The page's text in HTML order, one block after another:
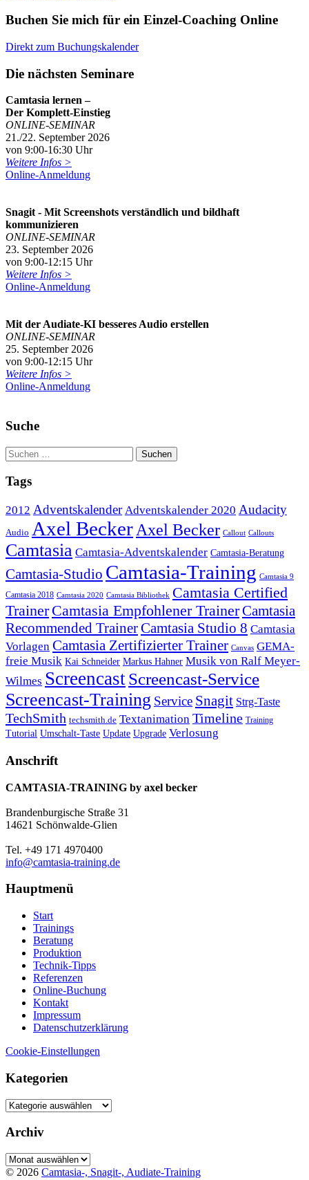
Buchen Sie mich für ein Einzel-Coaching Online
Direkt zum Buchungskalender
Die nächsten Seminare
Camtasia lernen –
Der Komplett-Einstieg
ONLINE-SEMINAR
21./22. September 2026
von 9:00-16:30 Uhr
Weitere Infos >
Online-Anmeldung
Snagit - Mit Screenshots verständlich und bildhaft
kommunizieren
ONLINE-SEMINAR
23. September 2026
von 9:00-12:15 Uhr
Weitere Infos >
Online-Anmeldung
Mit der Audiate-KI besseres Audio erstellen
ONLINE-SEMINAR
25. September 2026
von 9:00-12:15 Uhr
Weitere Infos >
Online-Anmeldung
Suche
Tags
2012 Adventskalender Adventskalender 2020 Audacity
Audio Axel Becker Axel Becker Callout Callouts
Camtasia Camtasia-Adventskalender Camtasia-Beratung
Camtasia-Studio Camtasia-Training Camtasia 9
Camtasia 2018 Camtasia 2020 Camtasia Bibliothek Camtasia Certified
Trainer Camtasia Empfohlener TrainerCamtasia
Recommended TrainerCamtasia Studio 8 Camtasia
Vorlagen Camtasia Zertifizierter Trainer Canvas GEMA-
freie Musik Kai Schneider Markus Hahner Musik von Ralf Meyer-
Wilmes ScreencastScreencast-Service
Screencast-Training Service Snagit Strg-Taste
TechSmith techsmith.de Textanimation Timeline Training
Tutorial Umschalt-Taste Update Upgrade Verlosung
Anschrift
CAMTASIA-TRAINING by axel becker
Brandenburgische Straße 31
14621 Schönwalde-Glien
Tel. +49 171 4970400
info@camtasia-training.de
Hauptmenü
Start
Trainings
Beratung
Produktion
Technik-Tipps
Referenzen
Online-Buchung
Kontakt
Impressum
Datenschutzerklärung
Cookie-Einstellungen
Kategorien
Kategorien
Archiv
Archiv
© 2026 Camtasia-, Snagit-, Audiate-Training